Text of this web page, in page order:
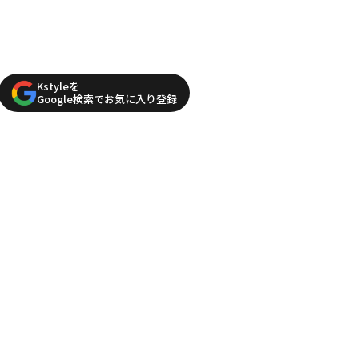
Kstyleを
Google検索でお気に入り登録